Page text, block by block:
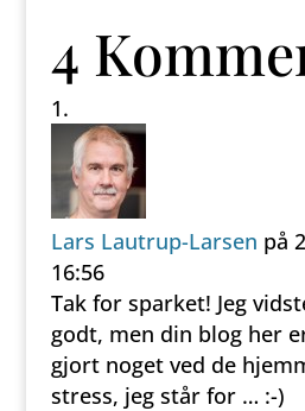
4
Lars Lautrup-Larsen på
16:56
Tak for sparket! Jeg
godt, men din blog her
gjort noget ved de
stress, jeg står for … :-)